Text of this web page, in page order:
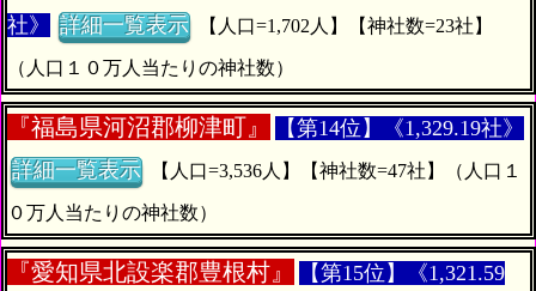
社》
詳細一覧表示
（人口１０万人当たりの神社数）
『福島県河沼郡柳津町』
【第14位】《1,329.19社》
詳細一覧表示
０万人当たりの神社数）
『愛知県北設楽郡豊根村』
【第15位】《1,321.59